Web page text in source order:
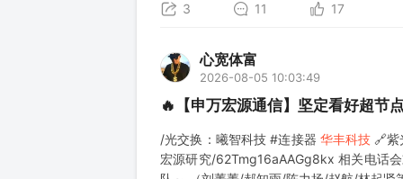
3 11 17
心宽体富
2026-08-05 10:03:49
🔥【申万宏源通信】坚定看好超节
/光交换：曦智科技 #连接器 华丰科技 🔗
宏源研究/62Tmg16aAAGg8kx 相关电话